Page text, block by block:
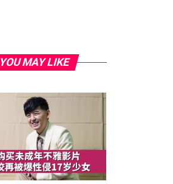
YOU MAY LIKE